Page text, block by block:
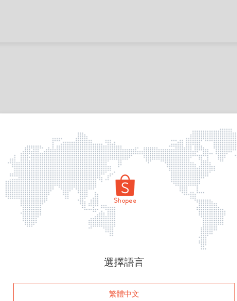
頁面無法顯示
登入
選擇語言
繁體中文